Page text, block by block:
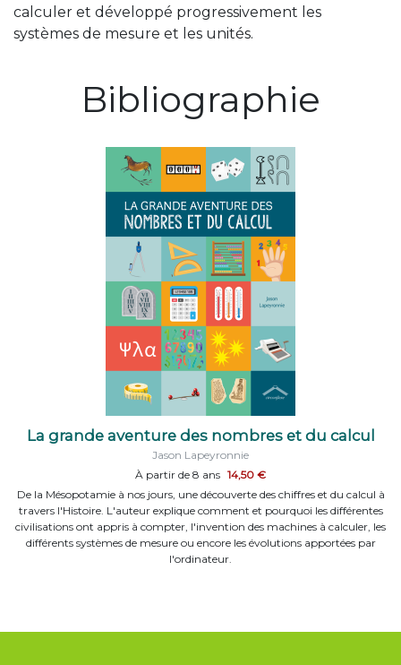
calculer et développé progressivement les
systèmes de mesure et les unités.
Bibliographie
La grande aventure des nombres et du calcul
Jason Lapeyronnie
À partir de 8 ans 14,50 €
De la Mésopotamie à nos jours, une découverte des chiffres et du calcul à
travers l'Histoire. L'auteur explique comment et pourquoi les différentes
civilisations ont appris à compter, l'invention des machines à calculer, les
différents systèmes de mesure ou encore les évolutions apportées par
l'ordinateur.